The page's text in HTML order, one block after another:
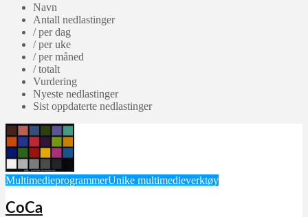
Navn
Antall nedlastinger
/ per dag
/ per uke
/ per måned
/ totalt
Vurdering
Nyeste nedlastinger
Sist oppdaterte nedlastinger
MultimedieprogrammerUnike multimedieverktøy
CoCa